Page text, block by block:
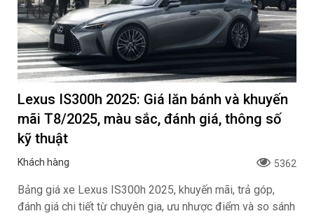
Lexus IS300h 2025: Giá lăn bánh và khuyến
mãi T8/2025, màu sắc, đánh giá, thông số
kỹ thuật
Khách hàng 5362
Bảng giá xe Lexus IS300h 2025, khuyến mãi, trả góp,
đánh giá chi tiết từ chuyên gia, ưu nhược điểm và so sánh